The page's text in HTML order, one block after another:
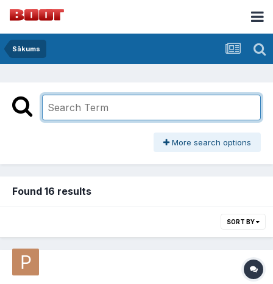
Sākums
More search options
Found 16 results
SORT BY